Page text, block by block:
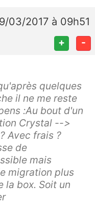
03/2017 à 09h51
+ -
quelques
il ne me reste
:Au bout d'un
Crystal -->
Avec frais ?
de
mais
migration plus
la box. Soit un